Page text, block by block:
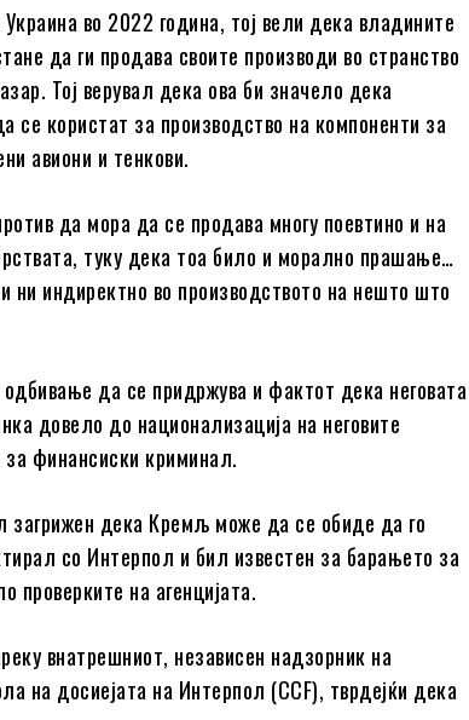
во 2022 година, тој вели дека владините
да ги продава своите производи во странство
Тој верувал дека ова би значело дека
се користат за производство на компоненти за
авиони и тенкови.
да мора да се продава многу поевтино и на
туку дека тоа било и морално прашање…
ни индиректно во производството на нешто што
одбивање да се придржува и фактот дека неговата
довело до национализација на неговите
за финансиски криминал.
загрижен дека Кремљ може да се обиде да го
со Интерпол и бил известен за барањето за
проверките на агенцијата.
внатрешниот, независен надзорник на
на досиејата на Интерпол (CCF), тврдејќи дека